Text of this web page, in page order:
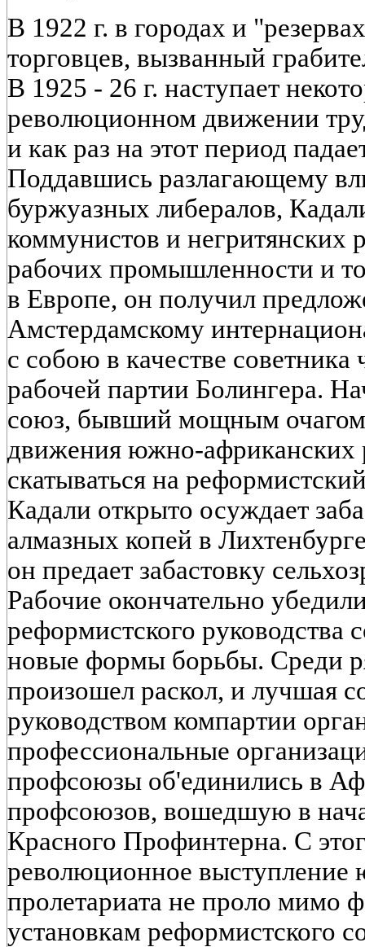
В 1922 г. в городах и
торговцев, вызванный
В 1925 - 26 г. наступает
революционном движении
и как раз на этот период
Поддавшись разлагающему
буржуазных либералов,
коммунистов и негритянских
рабочих промышленности и
в Европе, он получил
Амстердамскому
с собою в качестве
рабочей партии Болингера.
союз, бывший мощным
движения южно-африканских
скатываться на
Кадали открыто осуждает
алмазных копей в
он предает забастовку
Рабочие окончательно
реформистского руководства
новые формы борьбы. Среди
произошел раскол, и лучшая
руководством компартии
профессиональные
профсоюзы об'единились в
профсоюзов, вошедшую в
Красного Профинтерна. С
революционное выступление
пролетариата не проло мимо
установкам реформистского